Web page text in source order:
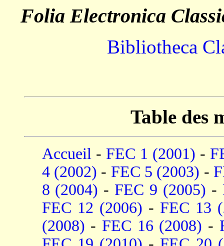
Folia Electronica
Bibliotheca
Table des
Accueil- FEC 1 (2001) -
4 (2002) - FEC 5 (2003) -
8 (2004) - FEC 9 (2005) -
FEC 12 (2006) - FEC 13
(2008) - FEC 16 (2008) -